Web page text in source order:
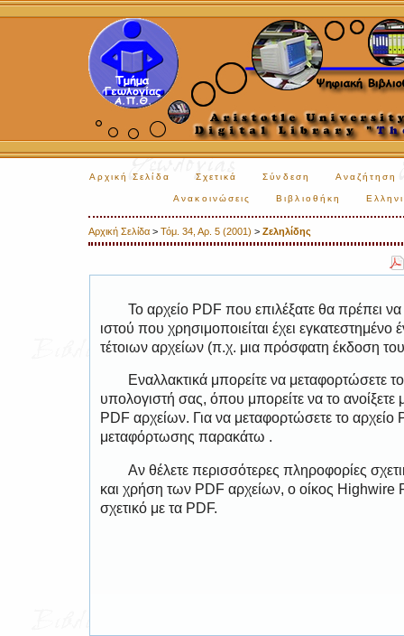
Αρχική Σελίδα Σχετικά Σύνδεση Αναζήτηση
Ανακοινώσεις Βιβλιοθήκη
Αρχική Σελίδα > Τόμ. 34, Αρ. 5 (2001) > Ζεληλίδης
Το αρχείο PDF που επιλέξατε θα πρέπει
ιστού που χρησιμοποιείται έχει
τέτοιων αρχείων (π.χ. μια πρόσφατη έκδοση
Εναλλακτικά μπορείτε να μεταφορτώσετε
υπολογιστή σας, όπου μπορείτε να το
PDF αρχείων. Για να μεταφορτώσετε το
μεταφόρτωσης παρακάτω .
Αν θέλετε περισσότερες πληροφορίες
και χρήση των PDF αρχείων, ο οίκος Highwire
σχετικό με τα PDF.